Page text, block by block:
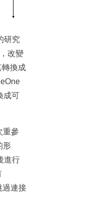
研究
改變
轉換成
成可
重參
形
進行
過連接